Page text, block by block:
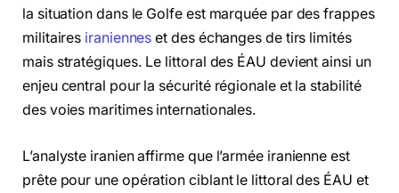
la situation dans le Golfe est marquée par des frappes
militaires iraniennes et des échanges de tirs limités
mais stratégiques. Le littoral des ÉAU devient ainsi un
enjeu central pour la sécurité régionale et la stabilité
des voies maritimes internationales.
L’analyste iranien affirme que l’armée iranienne est
prête pour une opération ciblant le littoral des ÉAU et